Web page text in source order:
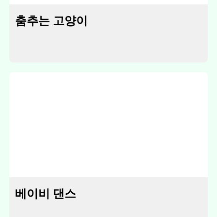
춤추는 고양이
베이비 댄스